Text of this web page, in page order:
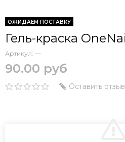
ОЖИДАЕМ ПОСТАВКУ
Гель-краска
Артикул: —
90.00 руб
Оставить отзыв